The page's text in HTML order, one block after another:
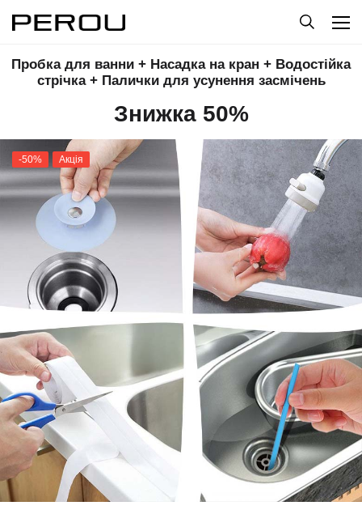
Пробка для ванни + Насадка на кран + Водостійка
стрічка + Палички для усунення засмічень
Знижка 50%
-50% Акція